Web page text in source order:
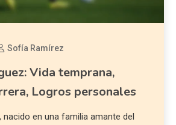
Sofía Ramírez
Vida temprana,
Logros personales
en una familia amante del